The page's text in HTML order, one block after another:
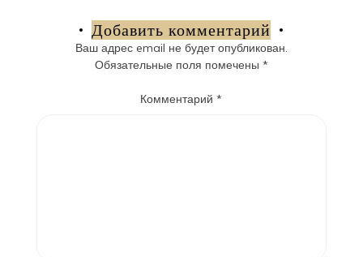
записям
Добавить комментарий
Ваш адрес email не будет опубликован.
Обязательные поля помечены *
Комментарий*